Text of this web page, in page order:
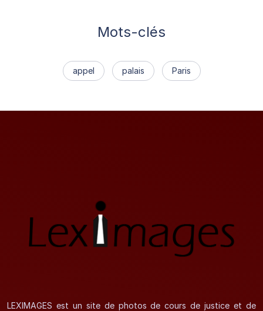
Mots-clés
appel palais Paris
LEXIMAGES est un site de photos de cours de justice et de